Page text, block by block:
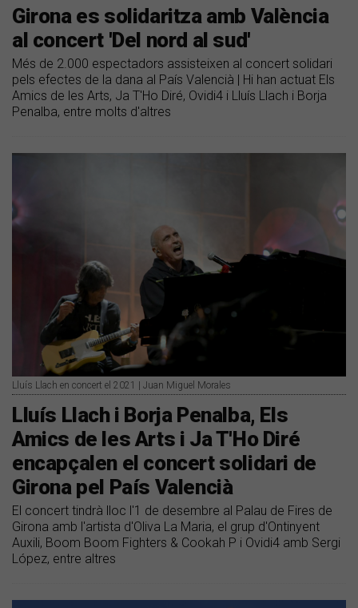
​Girona es solidaritza amb València
al concert 'Del nord al sud'
Més de 2.000 espectadors assisteixen al concert solidari
pels efectes de la dana al País Valencià | Hi han actuat Els
Amics de les Arts, Ja T'Ho Diré, Ovidi4 i Lluís Llach i Borja
Penalba, entre molts d'altres
Lluís Llach en concert el 2021 | Juan Miguel Morales
Lluís Llach i Borja Penalba, Els
Amics de les Arts i Ja T'Ho Diré
encapçalen el concert solidari de
Girona pel País Valencià
El concert tindrà lloc l'1 de desembre al Palau de Fires de
Girona amb l'artista d'Oliva La Maria, el grup d'Ontinyent
Auxili, Boom Boom Fighters & Cookah P i Ovidi4 amb Sergi
López, entre altres